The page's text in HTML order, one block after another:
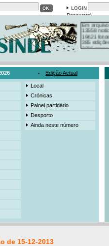
Password
13558
19421
385
3206
525
Edição Actual
Local
Crónicas
Painel partidário
Desporto
Ainda neste número
de 15-12-2013